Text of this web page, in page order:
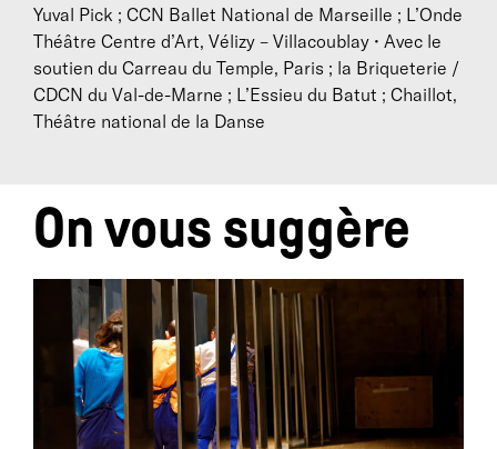
Yuval Pick ; CCN Ballet National de Marseille ; L’Onde
Théâtre Centre d’Art, Vélizy – Villacoublay • Avec le
soutien du Carreau du Temple, Paris ; la Briqueterie /
CDCN du Val-de-Marne ; L’Essieu du Batut ; Chaillot,
Théâtre national de la Danse
On vous suggère